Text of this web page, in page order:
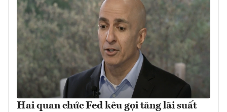
Hai quan chức Fed kêu gọi tăng lãi suất